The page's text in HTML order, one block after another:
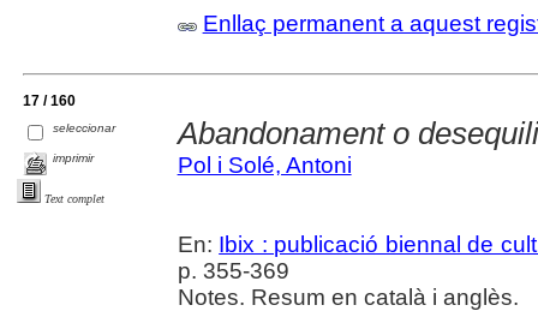
Enllaç permanent a aquest
17 / 160
seleccionar
imprimir
Text complet
Abandonament o
Pol i Solé, Antoni
En: Ibix : publicació biennal de
p. 355-369
Notes. Resum en català i anglès.